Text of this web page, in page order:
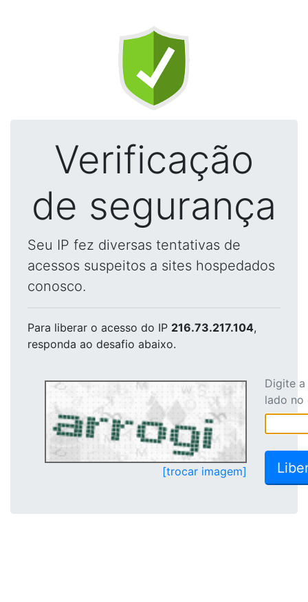
Verificação
de segurança
Seu IP fez diversas tentativas de
acessos suspeitos a sites hospedados
conosco.
Para liberar o acesso do IP 216.73.217.104,
responda ao desafio abaixo.
[trocar imagem]
Digite
lado no